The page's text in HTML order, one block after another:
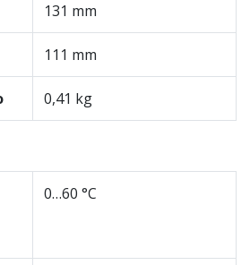
131 mm
111 mm
0,41 kg
0…60 °C